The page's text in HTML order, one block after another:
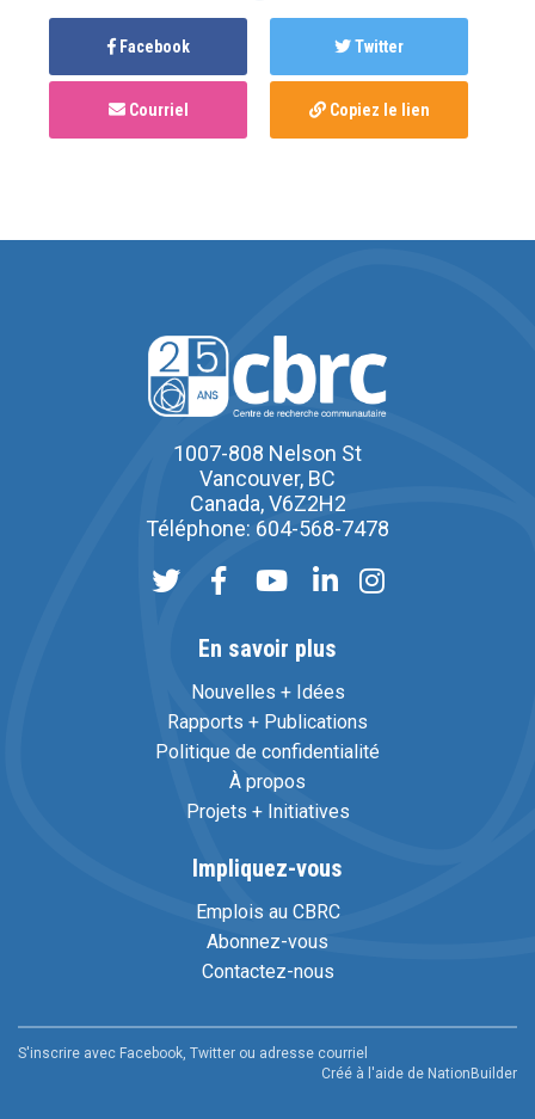
Facebook Twitter
Courriel Copiez le lien
1007-808 Nelson St
Vancouver, BC
Canada, V6Z2H2
Téléphone: 604-568-7478
En savoir plus
Nouvelles + Idées
Rapports + Publications
Politique de confidentialité
À propos
Projets + Initiatives
Impliquez-vous
Emplois au CBRC
Abonnez-vous
Contactez-nous
S'inscrire avec Facebook, Twitter ou adresse courriel
Créé à l'aide de NationBuilder